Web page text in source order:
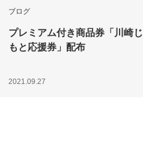
ブログ
プレミアム付き商品券「川崎じ
もと応援券」配布
2021.09.27